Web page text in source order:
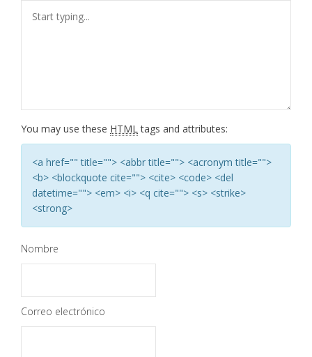
You may use these HTML tags and attributes:
<a href="" title=""> <abbr title=""> <acronym title="">
<b> <blockquote cite=""> <cite> <code> <del
datetime=""> <em> <i> <q cite=""> <s> <strike>
<strong>
Nombre
Correo electrónico